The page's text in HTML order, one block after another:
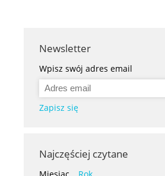
Newsletter
Wpisz swój adres email
Zapisz się
Najczęściej czytane